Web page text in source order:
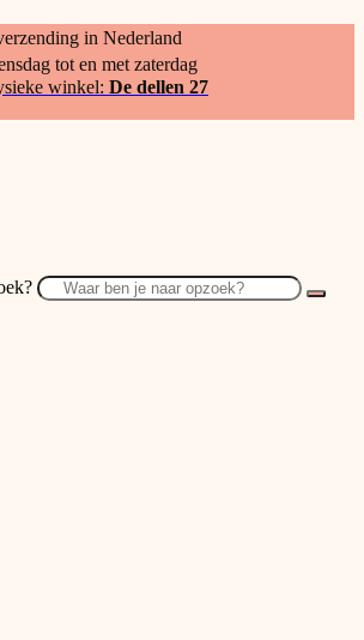
in Nederland
tot en met zaterdag
winkel: De dellen 27